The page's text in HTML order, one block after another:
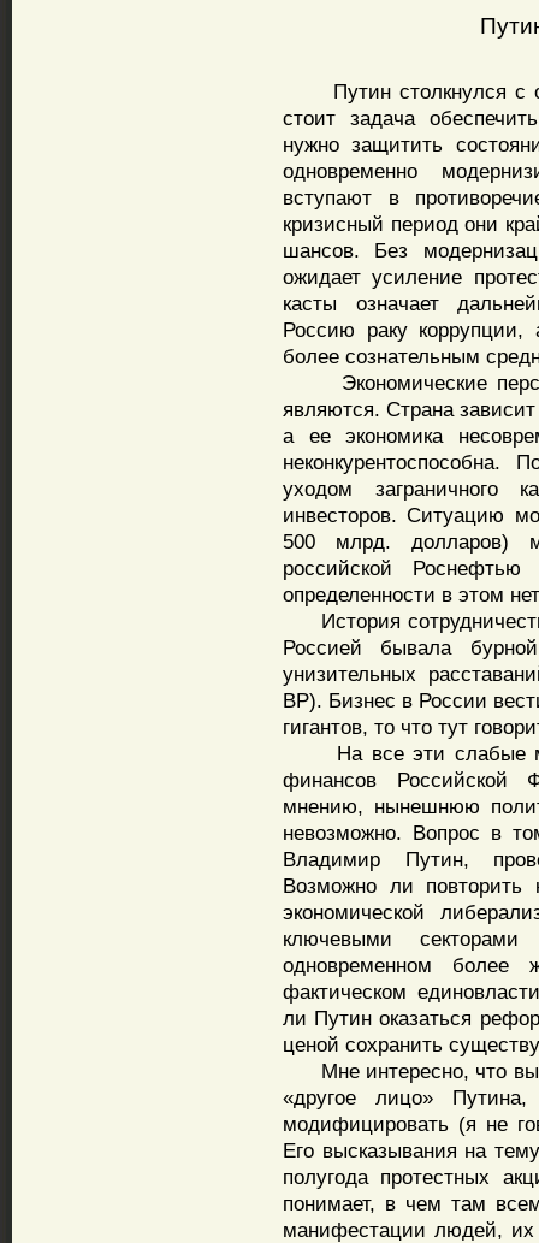
Путин столкнулся с
стоит задача
нужно защитить
одновременно
вступают в
кризисный период они
шансов. Без
ожидает усиление
касты означает
Россию раку коррупции,
более сознательным
Экономические
являются. Страна
а ее экономика
неконкурентоспособна.
уходом заграничного
инвесторов. Ситуацию
500 млрд. долларов)
российской
определенности в этом
История
Россией бывала
унизительных
BP). Бизнес в России
гигантов, то что тут
На все эти слабые
финансов Российской
мнению, нынешнюю
невозможно. Вопрос в
Владимир Путин,
Возможно ли повторить
экономической
ключевыми
одновременном более
фактическом
ли Путин оказаться
ценой сохранить
Мне интересно, что вы
«другое лицо»
модифицировать (я не
Его высказывания на
полугода протестных
понимает, в чем там
манифестации людей, их